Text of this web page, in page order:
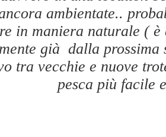
ambientate..
in maniera naturale (
già dalla prossima
tra vecchie e nuove
pesca più facile